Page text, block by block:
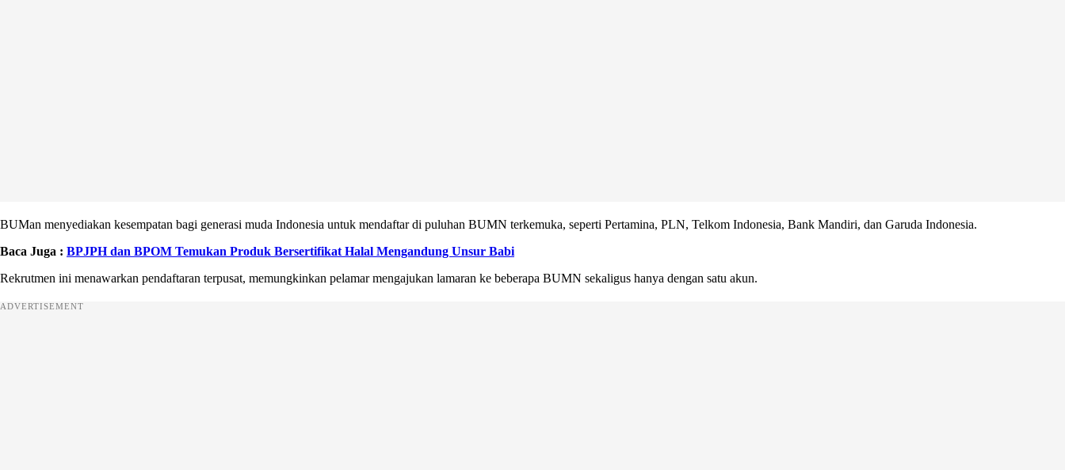
BUMan menyediakan kesempatan bagi generasi muda Indonesia untuk mendaftar di puluhan BUMN terkemuka, seperti Pertamina, PLN, Telkom Indonesia, Bank Mandiri, dan Garuda Indonesia.
Baca Juga : BPJPH dan BPOM Temukan Produk Bersertifikat Halal Mengandung Unsur Babi
Rekrutmen ini menawarkan pendaftaran terpusat, memungkinkan pelamar mengajukan lamaran ke beberapa BUMN sekaligus hanya dengan satu akun.
ADVERTISEMENT